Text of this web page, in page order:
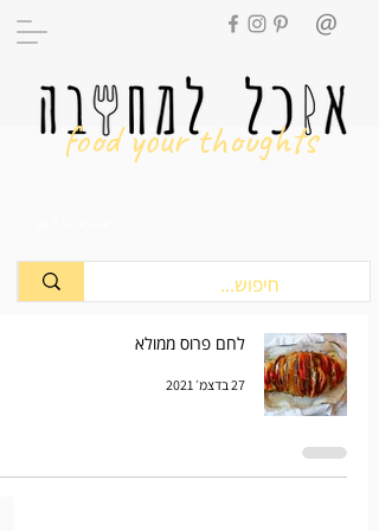
food your thoughts
לחם פרוס ממולא
27 בדצמ׳ 2021